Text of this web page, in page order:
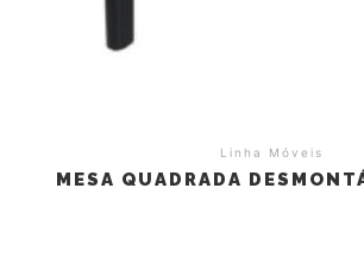
Linha Móveis
MESA QUADRADA